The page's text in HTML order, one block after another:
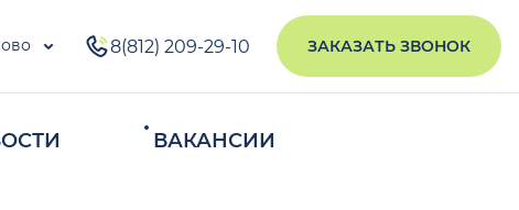
8(812) 209-29-10 ЗАКАЗАТЬ ЗВОНОК
ВАКАНСИИ